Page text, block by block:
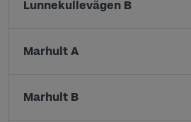
Lunnekullevägen B
Marhult A
Marhult B